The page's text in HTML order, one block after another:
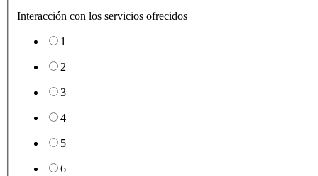
Interacción con los servicios ofrecidos
1
2
3
4
5
6